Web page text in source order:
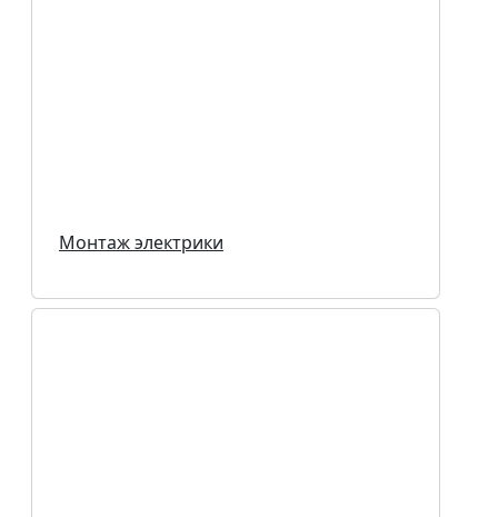
Монтаж электрики